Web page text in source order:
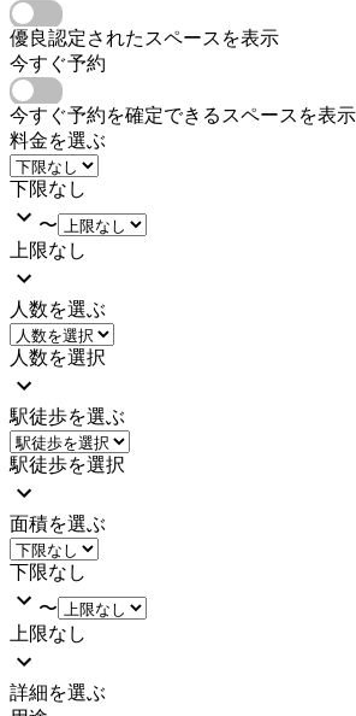
優良認定されたスペースを表示
今すぐ予約
今すぐ予約を確定できるスペースを表示
料金を選ぶ
下限なし
〜
上限なし
人数を選ぶ
人数を選択
駅徒歩を選ぶ
駅徒歩を選択
面積を選ぶ
下限なし
〜
上限なし
詳細を選ぶ